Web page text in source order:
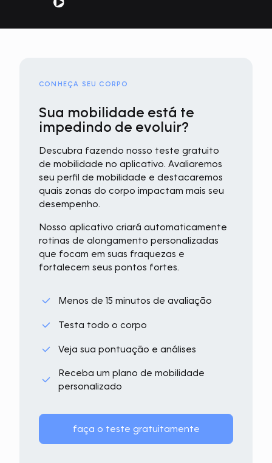
CONHEÇA SEU CORPO
Sua mobilidade está te
impedindo de evoluir?
Descubra fazendo nosso teste gratuito
de mobilidade no aplicativo. Avaliaremos
seu perfil de mobilidade e destacaremos
quais zonas do corpo impactam mais seu
desempenho.
Nosso aplicativo criará automaticamente
rotinas de alongamento personalizadas
que focam em suas fraquezas e
fortalecem seus pontos fortes.
Menos de 15 minutos de avaliação
Testa todo o corpo
Veja sua pontuação e análises
Receba um plano de mobilidade
personalizado
faça o teste gratuitamente